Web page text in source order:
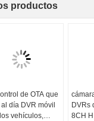
productos
de OTA que
día DVR móvil
vehículos,
DVRs
8CH